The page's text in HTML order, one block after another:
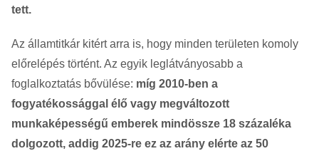
tett.
Az államtitkár kitért arra is, hogy minden területen komoly
előrelépés történt. Az egyik leglátványosabb a
foglalkoztatás bővülése: míg 2010-ben a
fogyatékossággal élő vagy megváltozott
munkaképességű emberek mindössze 18 százaléka
dolgozott, addig 2025-re ez az arány elérte az 50